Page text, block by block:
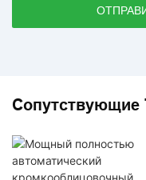
Сопутствующие